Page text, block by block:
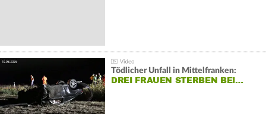
Tödlicher Unfall in Mittelfranken:
DREI FRAUEN STERBEN BEI…